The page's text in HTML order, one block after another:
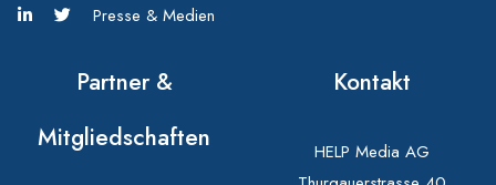
Presse & Medien
Partner &
Mitgliedschaften
Kontakt
HELP Media AG